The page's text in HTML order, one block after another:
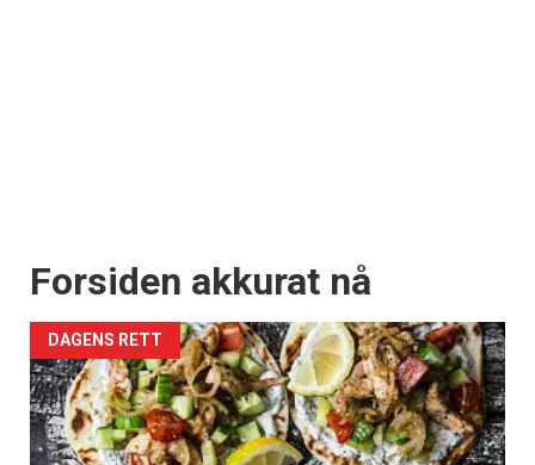
Forsiden akkurat nå
DAGENS RETT